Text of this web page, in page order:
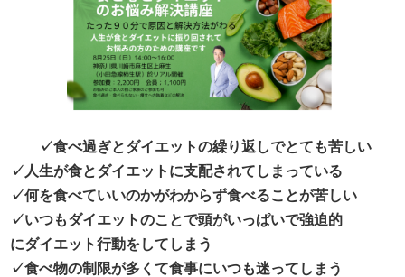
✓食べ過ぎとダイエットの繰り返しでとても苦しい
✓人生が食とダイエットに支配されてしまっている
✓何を食べていいのかがわからず食べることが苦しい
✓いつもダイエットのことで頭がいっぱいで強迫的
にダイエット行動をしてしまう
✓食べ物の制限が多くて食事にいつも迷ってしまう